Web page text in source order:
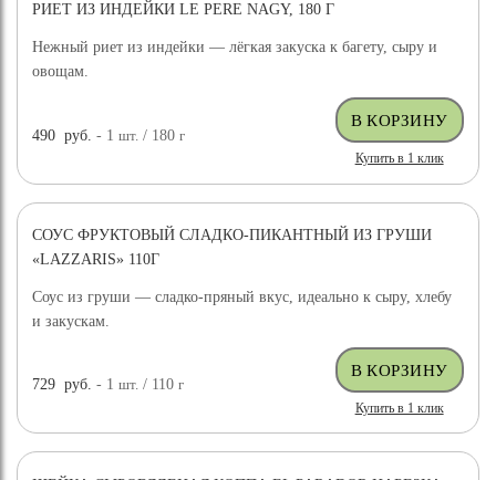
РИЕТ ИЗ ИНДЕЙКИ LE PERE NAGY, 180 Г
Нежный риет из индейки — лёгкая закуска к багету, сыру и
овощам.
490 руб. - 1шт. / 180г
Купить в 1 клик
СОУС ФРУКТОВЫЙ СЛАДКО-ПИКАНТНЫЙ ИЗ ГРУШИ
«LAZZARIS» 110Г
Соус из груши — сладко-пряный вкус, идеально к сыру, хлебу
и закускам.
729 руб. - 1шт. / 110г
Купить в 1 клик